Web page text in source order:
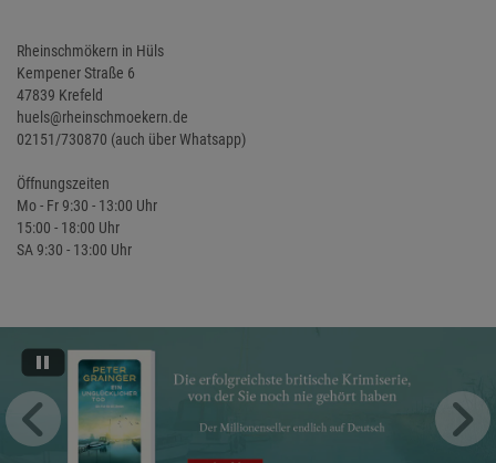
Rheinschmökern in Hüls
Kempener Straße 6
47839 Krefeld
huels@rheinschmoekern.de
02151/730870 (auch über Whatsapp)
Öffnungszeiten
Mo - Fr 9:30 - 13:00 Uhr
15:00 - 18:00 Uhr
SA 9:30 - 13:00 Uhr